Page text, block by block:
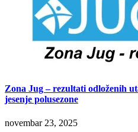
Zona Jug – rezultati odloženih
jesenje polusezone
novembar 23, 2025